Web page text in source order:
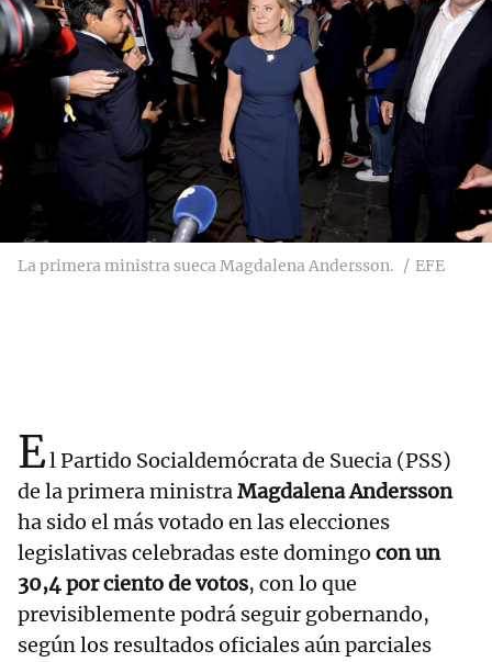
La primera ministra sueca Magdalena Andersson. EFE
El Partido Socialdemócrata de Suecia (PSS)
de la primera ministraMagdalena Andersson
ha sido el más votado en las elecciones
legislativas celebradas este domingo con un
30,4 por ciento de votos, con lo que
previsiblemente podrá seguir gobernando,
según los resultados oficiales aún parciales